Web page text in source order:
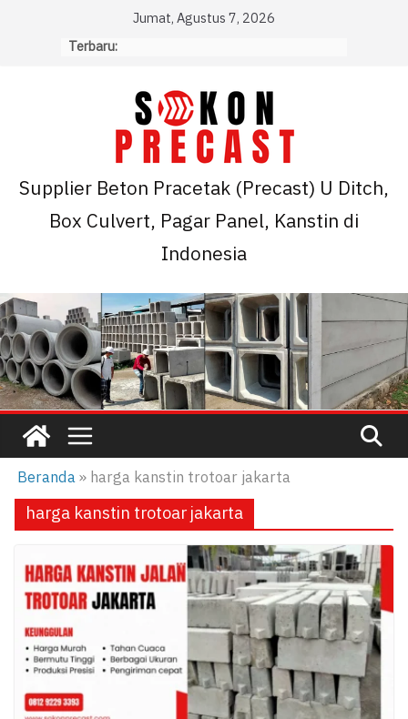
Jumat, Agustus 7, 2026
Terbaru:
Supplier Beton Pracetak (Precast) U Ditch,
Box Culvert, Pagar Panel, Kanstin di
Indonesia
Beranda» harga kanstin trotoar jakarta
harga kanstin trotoar jakarta